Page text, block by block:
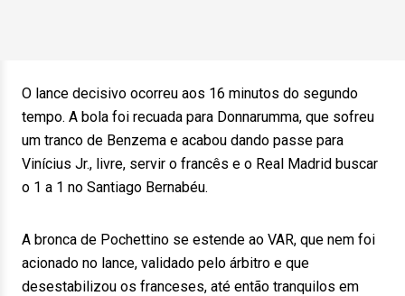
O lance decisivo ocorreu aos 16 minutos do segundo
tempo. A bola foi recuada para Donnarumma, que sofreu
um tranco de Benzema e acabou dando passe para
Vinícius Jr., livre, servir o francês e o Real Madrid buscar
o 1 a 1 no Santiago Bernabéu.
A bronca de Pochettino se estende ao VAR, que nem foi
acionado no lance, validado pelo árbitro e que
desestabilizou os franceses, até então tranquilos em